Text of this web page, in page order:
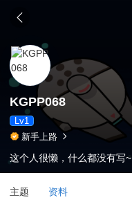
KGPP068
Lv1
新手上路
这个人很懒，什么都没有写~
主题 资料